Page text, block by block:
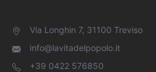
Via Longhin 7, 31100 Treviso
info@lavitadelpopolo.it
+39 0422 576850